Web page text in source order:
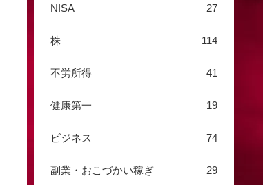
NISA 27
株 114
不労所得 41
健康第一 19
ビジネス 74
副業・おこづかい稼ぎ 29